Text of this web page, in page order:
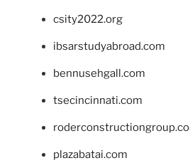
csity2022.org
ibsarstudyabroad.com
bennusehgall.com
tsecincinnati.com
plazabatai.com